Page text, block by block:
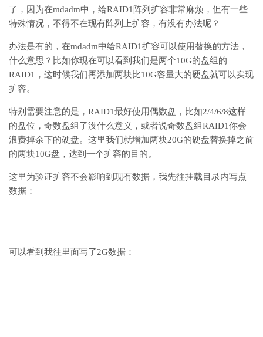
了，因为在mdadm中，给RAID1阵列扩容非常麻烦，但有一些
特殊情况，不得不在现有阵列上扩容，有没有办法呢？
办法是有的，在mdadm中给RAID1扩容可以使用替换的方法，
什么意思？比如你现在可以看到我们是两个10G的盘组的
RAID1，这时候我们再添加两块比10G容量大的硬盘就可以实现
扩容。
特别需要注意的是，RAID1最好使用偶数盘，比如2/4/6/8这样
的盘位，奇数盘组了没什么意义，或者说奇数盘组RAID1你会
浪费掉余下的硬盘。这里我们就增加两块20G的硬盘替换掉之前
的两块10G盘，达到一个扩容的目的。
这里为验证扩容不会影响到现有数据，我先往挂载目录内写点
数据：
可以看到我往里面写了2G数据：